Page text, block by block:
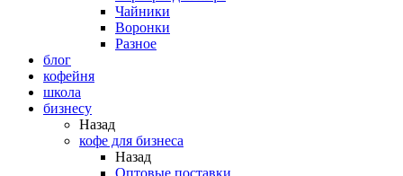
Чайники
Воронки
Разное
блог
кофейня
школа
бизнесу
Назад
кофе для бизнеса
Назад
Оптовые поставки